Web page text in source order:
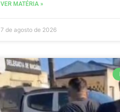
VER MATÉRIA »
7 de agosto de 2026